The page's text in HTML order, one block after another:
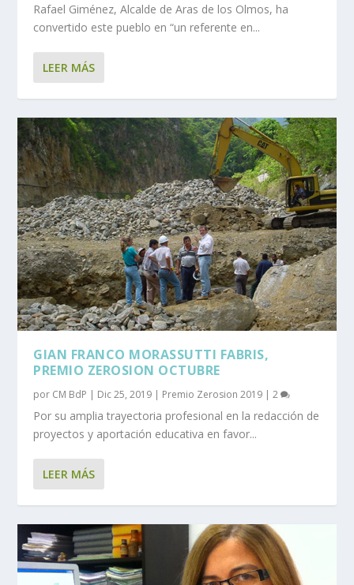
Rafael Giménez, Alcalde de Aras de los Olmos, ha
convertido este pueblo en “un referente en...
LEER MÁS
GIAN FRANCO MORASSUTTI FABRIS,
PREMIO ZEROSION OCTUBRE
por CM BdP | Dic 25, 2019 | Premio Zerosion 2019 |2
Por su amplia trayectoria profesional en la redacción de
proyectos y aportación educativa en favor...
LEER MÁS